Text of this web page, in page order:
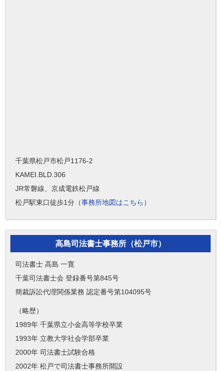
千葉県松戸市松戸1176-2
KAMEI.BLD.306
JR常磐線、京成電鉄松戸線
松戸駅東口徒歩1分（事務所地図はこちら ）
高島司法書士事務所（松戸市）
司法書士 高島 一寛
千葉司法書士会 登録番号第845号
簡裁訴訟代理関係業務 認定番号第104095号
（略歴）
1989年 千葉県立小金高等学校卒業
1993年 立教大学社会学部卒業
2000年 司法書士試験合格
2002年 松戸で司法書士事務所開設